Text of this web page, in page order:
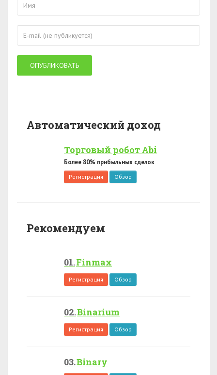
Автоматический доход
Торговый робот Abi
Более 80% прибыльных сделок
Регистрация Обзор
Рекомендуем
Finmax
Регистрация Обзор
Binarium
Регистрация Обзор
Binary